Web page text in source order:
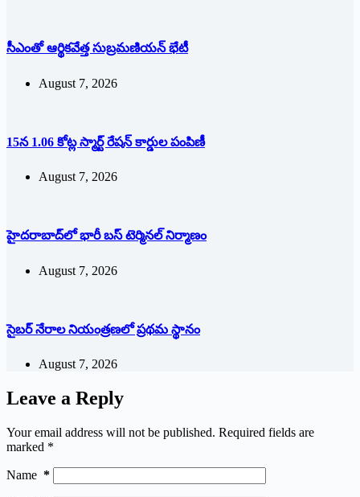
సీఎంతో ఆర్థికవేత్త సుబ్రమణియన్ భేటీ
August 7, 2026
15న 1.06 కోట్ల స్మార్ట్ రేషన్ కార్డుల పంపిణీ
August 7, 2026
హైదరాబాద్‌లో భారీ బస్‌ ‌టెర్మినల్‌ ‌నిర్మాణం
August 7, 2026
సైబర్ నేరాల నియంత్రణలో ప్రథమ స్థానం
August 7, 2026
Leave a Reply
Your email address will not be published. Required fields are
marked *
Name *